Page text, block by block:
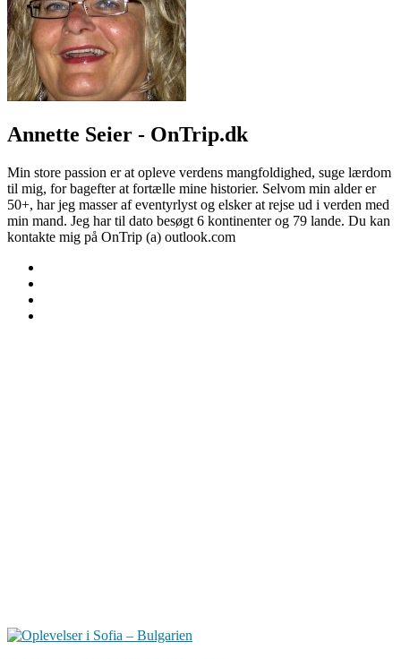
Annette Seier - OnTrip.dk
Min store passion er at opleve verdens mangfoldighed, suge lærdom
til mig, for bagefter at fortælle mine historier. Selvom min alder er
50+, har jeg masser af eventyrlyst og elsker at rejse ud i verden med
min mand. Jeg har til dato besøgt 6 kontinenter og 79 lande. Du kan
kontakte mig på OnTrip (a) outlook.com